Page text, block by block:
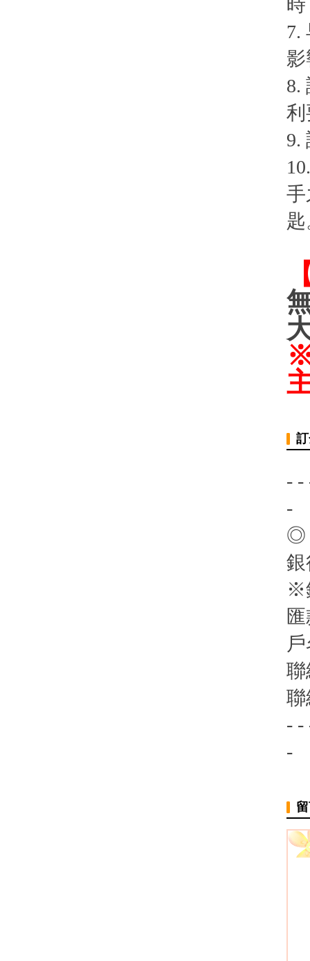
7.
8.
利
9.
手
- -
-
◎
銀
※
聯
聯
- -
-